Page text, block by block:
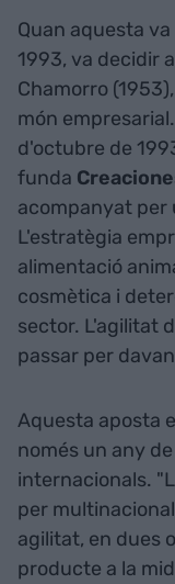
Quan aquesta
1993, va decidir
Chamorro
món
d'octubre de
funda
acompanyat per
L'estratègia
alimentació
cosmètica i
sector. L'agilitat
passar per
Aquesta aposta
només un any
internacionals.
per
agilitat, en dues
producte a la